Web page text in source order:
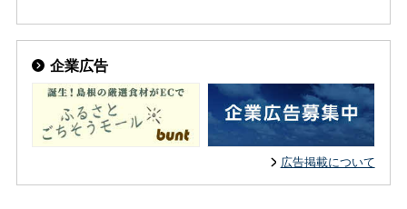
企業広告
広告掲載について